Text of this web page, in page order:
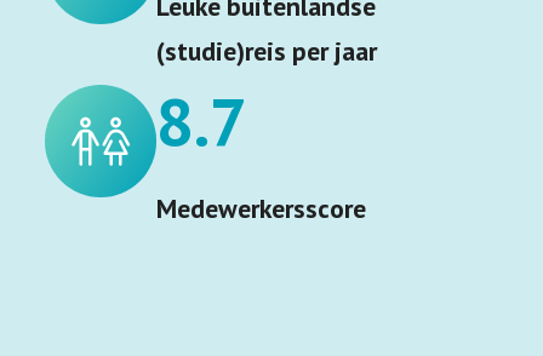
(studie)reis per jaar
8.7
Medewerkersscore